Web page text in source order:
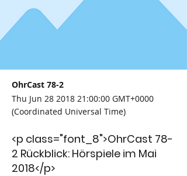
OhrCast 78-2
Thu Jun 28 2018 21 :00:00 GMT+0000
(Coordinated Universal Time)
<p class="font_8">OhrCast 78-
2 Rückblick: Hörspiele im Mai
2018</p>